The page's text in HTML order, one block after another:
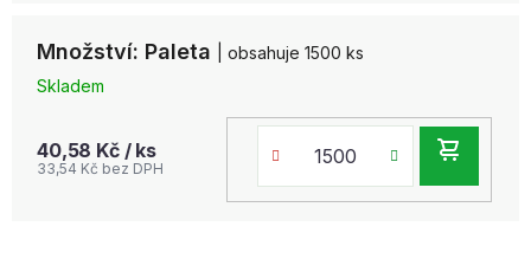
Množství: Paleta
| obsahuje 1500 ks
Skladem
40,58 Kč / ks
33,54 Kč bez DPH